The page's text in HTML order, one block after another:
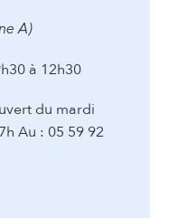
A)
à 12h30
du mardi
Au : 05 59 92
un nouvel onglet)